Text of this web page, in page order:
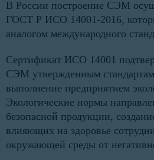
В России построение СЭМ
ГОСТ Р ИСО 14001-2016,
аналогом международного
Сертификат ИСО 14001
СЭМ утвержденным
выполнение предприятием
Экологические нормы
безопасной продукции,
влияющих на здоровье
окружающей среды от